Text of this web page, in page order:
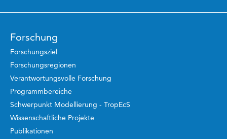
Forschung
Forschungsziel
Forschungsregionen
Verantwortungsvolle Forschung
Programmbereiche
Schwerpunkt Modellierung - TropEcS
Wissenschaftliche Projekte
Publikationen